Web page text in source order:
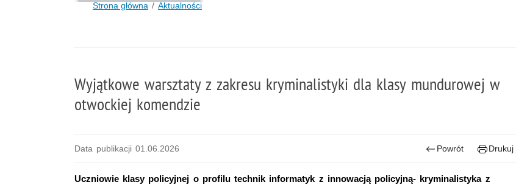
Strona główna Aktualności
Wyjątkowe warsztaty z zakresu kryminalistyki dla klasy mundurowej w
otwockiej komendzie
Data publikacji 01.06.2026 Powrót Drukuj
Uczniowie klasy policyjnej o profilu technik informatyk z innowacją policyjną- kryminalistyka z